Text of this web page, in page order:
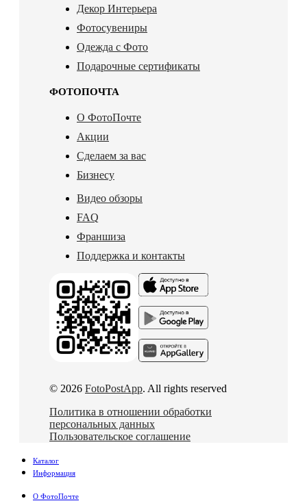
Декор Интерьера
Фотосувениры
Одежда с Фото
Подарочные сертификаты
ФОТОПОЧТА
О ФотоПочте
Акции
Сделаем за вас
Бизнесу
Видео обзоры
FAQ
Франшиза
Поддержка и контакты
© 2026 FotoPostApp. All rights reserved
Политика в отношении обработки
персональных данных
Пользовательское соглашение
Каталог
Информация
О ФотоПочте